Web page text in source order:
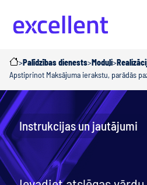
>Palīdzības dienests>Moduļi>
Apstiprinot Maksājuma ierakstu, parādās
Instrukcijas un jautājumi